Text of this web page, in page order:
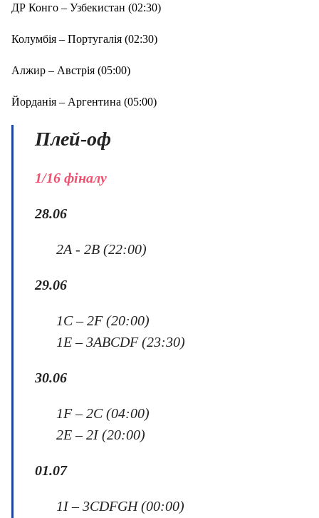
ДР Конго – Узбекистан (02:30)
Колумбія – Португалія (02:30)
Алжир – Австрія (05:00)
Йорданія – Аргентина (05:00)
Плей-оф
1/16 фіналу
28.06
2A - 2B (22:00)
29.06
1C – 2F (20:00)
1E – 3ABCDF (23:30)
30.06
1F – 2C (04:00)
2E – 2I (20:00)
01.07
1I – 3CDFGH (00:00)